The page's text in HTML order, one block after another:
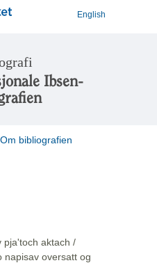
English
Ibsen-
Om bibliografien
pja'toch aktach /
napisav oversatt og